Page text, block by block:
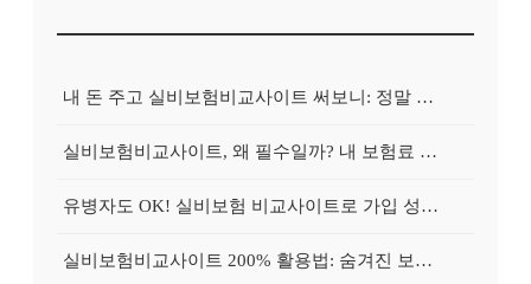
내 돈 주고 실비보험비교사이트 써보니: 정말 보험료가 싸졌을까?
실비보험비교사이트, 왜 필수일까? 내 보험료 줄이는 확실한 방법
유병자도 OK! 실비보험 비교사이트로 가입 성공률 높이는 특별 노하우
실비보험비교사이트 200% 활용법: 숨겨진 보험료 절약 꿀팁 대방출!